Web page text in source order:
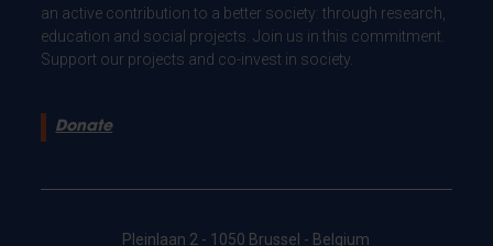
an active contribution to a better society: through research,
education and social projects. Join us in this commitment.
Support our projects and co-invest in society.
Donate
Pleinlaan 2 - 1050 Brussel - Belgium